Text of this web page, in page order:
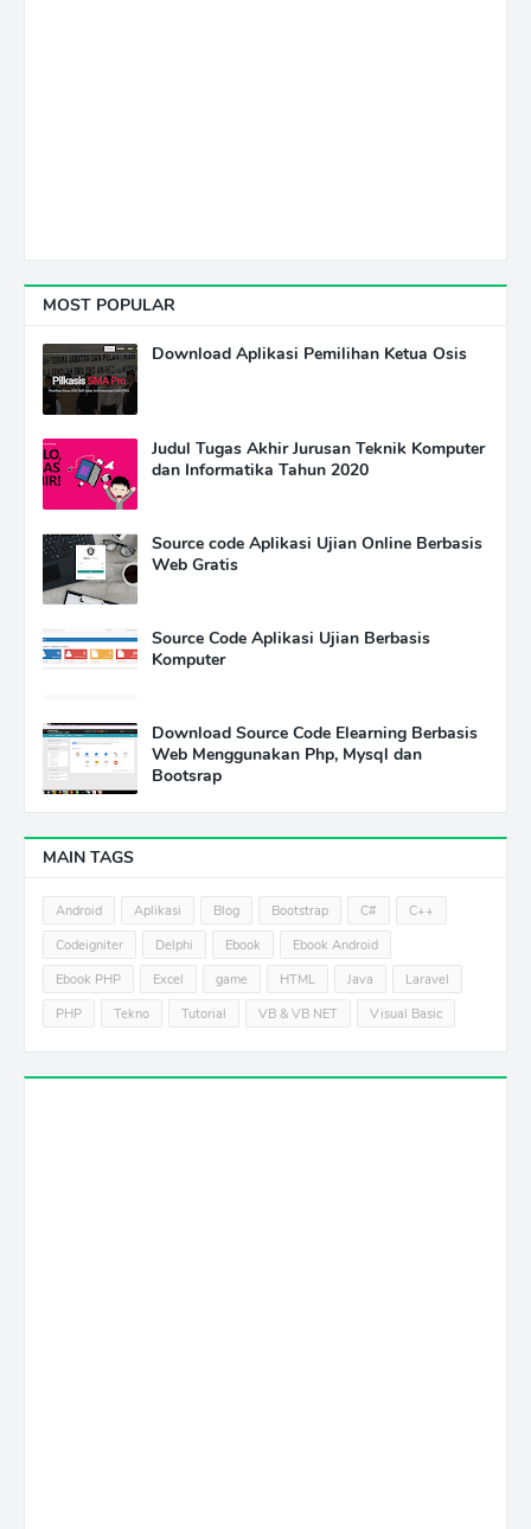
MOST POPULAR
Download Aplikasi Pemilihan Ketua Osis
Judul Tugas Akhir Jurusan Teknik Komputer
dan Informatika Tahun 2020
Source code Aplikasi Ujian Online Berbasis
Web Gratis
Source Code Aplikasi Ujian Berbasis
Komputer
Download Source Code Elearning Berbasis
Web Menggunakan Php, Mysql dan
Bootsrap
MAIN TAGS
Android Aplikasi Blog Bootstrap C#
C++
Codeigniter
Delphi Ebook
Ebook Android
Ebook PHP
Excel game HTML Java
Laravel
PHP
Tekno Tutorial VB & VB NET Visual Basic